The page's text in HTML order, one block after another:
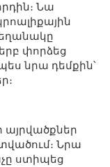
Նա
փորձեց
նրա դեմքին՝
Նրա
ստիպեց